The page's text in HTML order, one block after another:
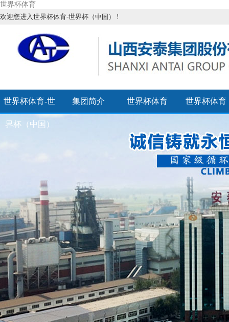
世界杯体育
欢迎您进入世界杯体育-世界杯（中国） !
世界杯体育-世
界杯（中国）
集团简介 世界杯体育 世界杯体育